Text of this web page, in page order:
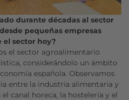
durante décadas al sector
pequeñas empresas
el sector hoy?
el sector agroalimentario
considerándolo un ámbito
española. Observamos
entre la industria alimentaria y
canal horeca, la hostelería y el